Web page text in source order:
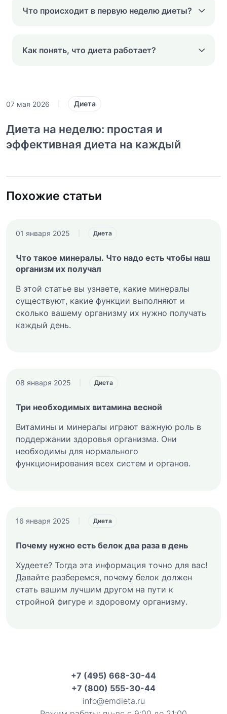
Что происходит в первую неделю диеты?
Как понять, что диета работает?
07 мая 2026 Диета
Диета на неделю: простая и
эффективная диета на каждый
Похожие статьи
01 января 2025 Диета
Что такое минералы. Что надо есть чтобы наш
организм их получал
В этой статье вы узнаете, какие минералы
существуют, какие функции выполняют и
сколько вашему организму их нужно получать
каждый день.
08 января 2025 Диета
Три необходимых витамина весной
Витамины и минералы играют важную роль в
поддержании здоровья организма. Они
необходимы для нормального
функционирования всех систем и органов.
16 января 2025 Диета
Почему нужно есть белок два раза в день
Худеете? Тогда эта информация точно для вас!
Давайте разберемся, почему белок должен
стать вашим лучшим другом на пути к
стройной фигуре и здоровому организму.
+7 (495) 668-30-44
+7 (800) 555-30-44
info@emdieta.ru